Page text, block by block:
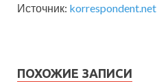
Источник: korrespondent.net
ПОХОЖИЕ ЗАПИСИ